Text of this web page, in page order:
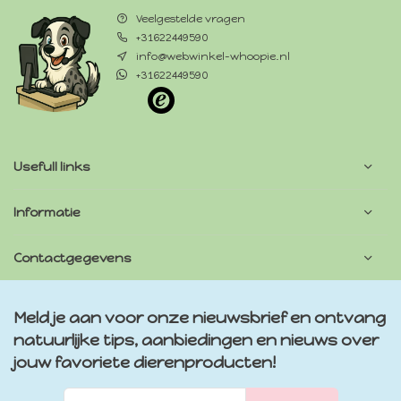
Veelgestelde vragen
+31622449590
info@webwinkel-whoopie.nl
+31622449590
Usefull links
Informatie
Contactgegevens
Meld je aan voor onze nieuwsbrief en ontvang
natuurlijke tips, aanbiedingen en nieuws over
jouw favoriete dierenproducten!